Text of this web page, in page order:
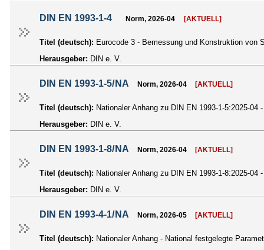
DIN EN 1993-1-4 Norm, 2026-04 [AKTUELL]
Titel (deutsch): Eurocode 3 - Bemessung und Konstruktion von
Herausgeber: DIN e. V.
DIN EN 1993-1-5/NA Norm, 2026-04 [AKTUELL]
Titel (deutsch): Nationaler Anhang zu DIN EN 1993-1-5:2025-
Herausgeber: DIN e. V.
DIN EN 1993-1-8/NA Norm, 2026-04 [AKTUELL]
Titel (deutsch): Nationaler Anhang zu DIN EN 1993-1-8:2025-
Herausgeber: DIN e. V.
DIN EN 1993-4-1/NA Norm, 2026-05 [AKTUELL]
Titel (deutsch): Nationaler Anhang - National festgelegte